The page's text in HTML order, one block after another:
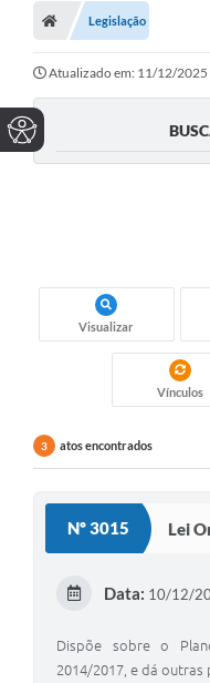
Legislação
Atualizado em: 11/12/2025
Visualizar
Vínculos
3 atos encontrados
Nº 3015 Lei
Data: 10/12/
Dispõe sobre o
2014/2017, e dá outras